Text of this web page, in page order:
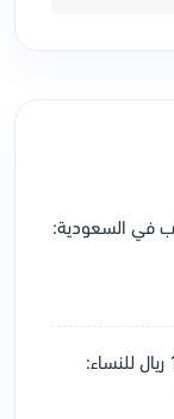
في السعودية:
مشروع دخله اليومي 1000 ريال للنساء: